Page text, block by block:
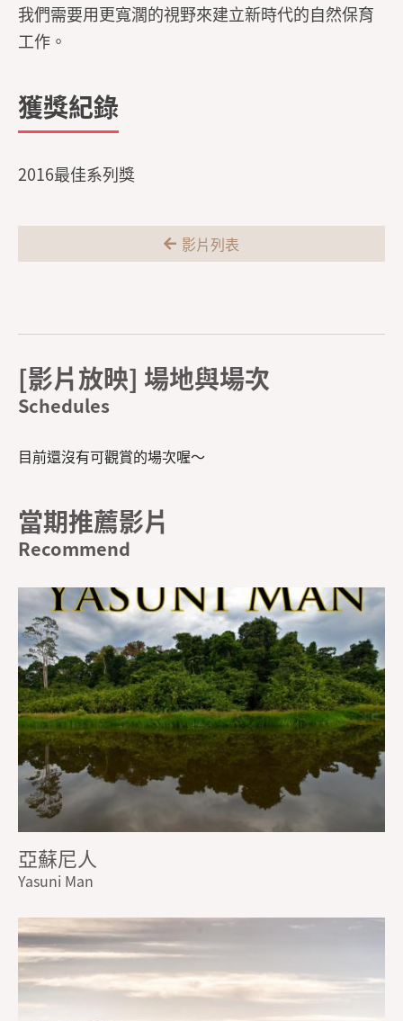
我們需要用更寬濶的視野來建立新時代的自然保育
工作。
獲獎紀錄
2016最佳系列獎
影片列表
[影片放映] 場地與場次
目前還沒有可觀賞的場次喔～
當期推薦影片
亞蘇尼人
Yasuni Man